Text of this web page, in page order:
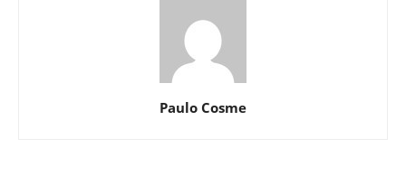
Paulo Cosme